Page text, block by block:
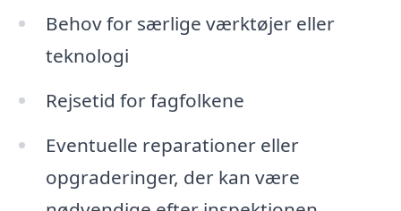
Behov for særlige værktøjer eller
teknologi
Rejsetid for fagfolkene
Eventuelle reparationer eller
opgraderinger, der kan være